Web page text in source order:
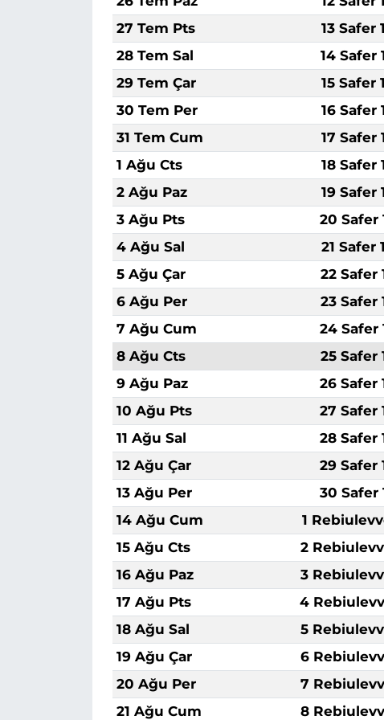
27 Tem Pts
13 Safer
28 Tem Sal
14 Safer
29 Tem Çar
15 Safer
30 Tem Per
16 Safer
31 Tem Cum
17 Safer
1 Ağu Cts
18 Safer
2 Ağu Paz
19 Safer
3 Ağu Pts
20 Safer
4 Ağu Sal
21 Safer
5 Ağu Çar
22 Safer
6 Ağu Per
23 Safer
7 Ağu Cum
24 Safer
8 Ağu Cts
25 Safer
9 Ağu Paz
26 Safer
10 Ağu Pts
27 Safer
11 Ağu Sal
28 Safer
12 Ağu Çar
29 Safer
13 Ağu Per
30 Safer
14 Ağu Cum
1
15 Ağu Cts
2
16 Ağu Paz
3
17 Ağu Pts
4
18 Ağu Sal
5
19 Ağu Çar
6
20 Ağu Per
7
21 Ağu Cum
8